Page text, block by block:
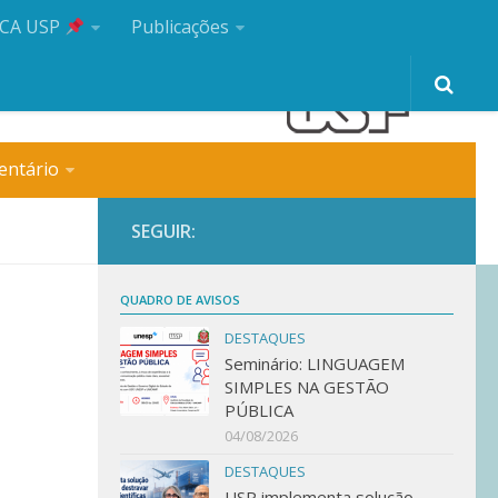
USP Publicações
SEGUIR:
QUADRO DE AVISOS
DESTAQUES
Seminário: LINGUAGEM
SIMPLES NA GESTÃO
PÚBLICA
04/08/2026
DESTAQUES